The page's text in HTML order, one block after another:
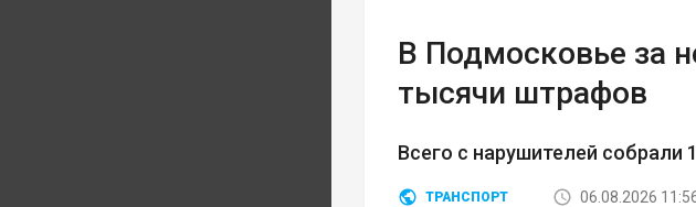
В Подмосковье за
тысячи штрафов
Всего с нарушителей собрали
ТРАНСПОРТ 06.08.2026